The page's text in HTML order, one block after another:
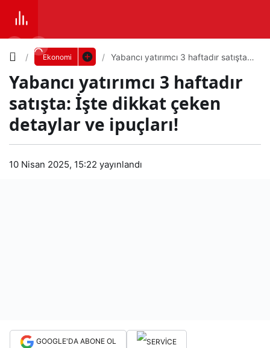
Ekonomi
Yabancı yatırımcı 3 haftadır satışta:
ipuçları!
Yabancı yatırımcı 3 haftadır
satışta: İşte dikkat çeken
detaylar ve ipuçları!
10 Nisan 2025, 15:22 yayınlandı
GOOGLE'DA ABONE OL
Yab
ancı
Yazı
Boyutunu
Ayarla
0 PAYLAŞ